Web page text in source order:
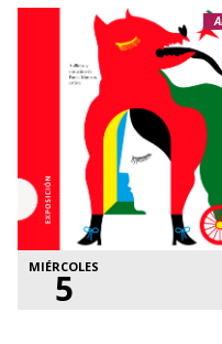
MIÉRCOLES
5